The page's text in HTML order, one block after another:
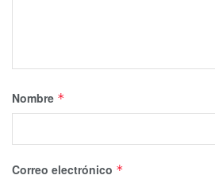
Nombre *
Correo electrónico *